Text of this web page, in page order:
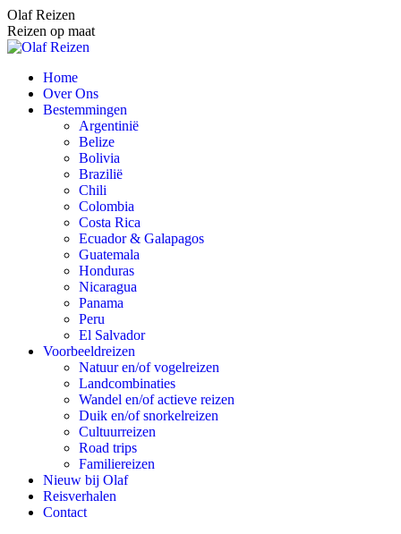
Spring
naar
content
Olaf Reizen
Reizen op maat
Home
Over Ons
Bestemmingen
Argentinië
Belize
Bolivia
Brazilië
Chili
Colombia
Costa Rica
Ecuador & Galapagos
Guatemala
Honduras
Nicaragua
Panama
Peru
El Salvador
Voorbeeldreizen
Natuur en/of vogelreizen
Landcombinaties
Wandel en/of actieve reizen
Duik en/of snorkelreizen
Cultuurreizen
Road trips
Familiereizen
Nieuw bij Olaf
Reisverhalen
Contact